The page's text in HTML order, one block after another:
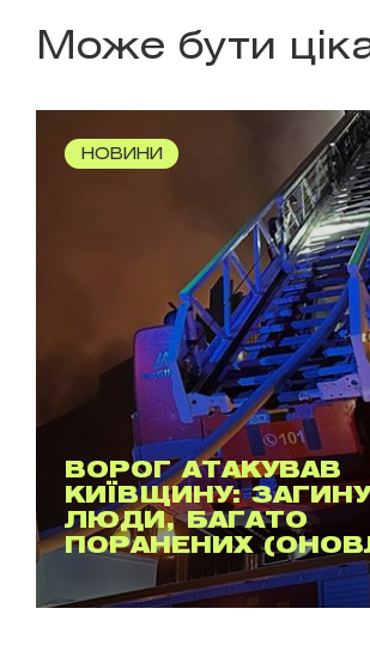
Може бути
НОВИНИ
ВОРОГ АТАКУВАВ
КИЇВЩИНУ:
ЛЮДИ, БАГАТО
ПОРАНЕНИХ